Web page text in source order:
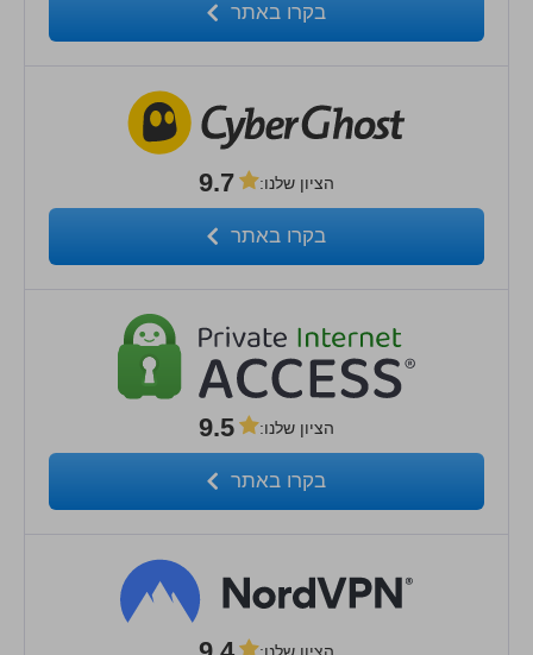
בקרו באתר
הציון שלנו:
9.7
בקרו באתר
הציון שלנו:
9.5
בקרו באתר